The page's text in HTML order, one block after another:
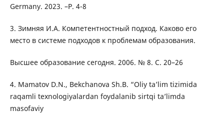
Germany. 2023. –P. 4-8
3. Зимняя И.А. Компетентностный подход. Каково его
место в системе подходов к проблемам образования.
Высшее образование сегодня. 2006. № 8. С. 20–26
4. Mamatov D.N., Bekchanova Sh.B. “Oliy ta’lim tizimida
raqamli texnologiyalardan foydalanib sirtqi ta’limda
masofaviy